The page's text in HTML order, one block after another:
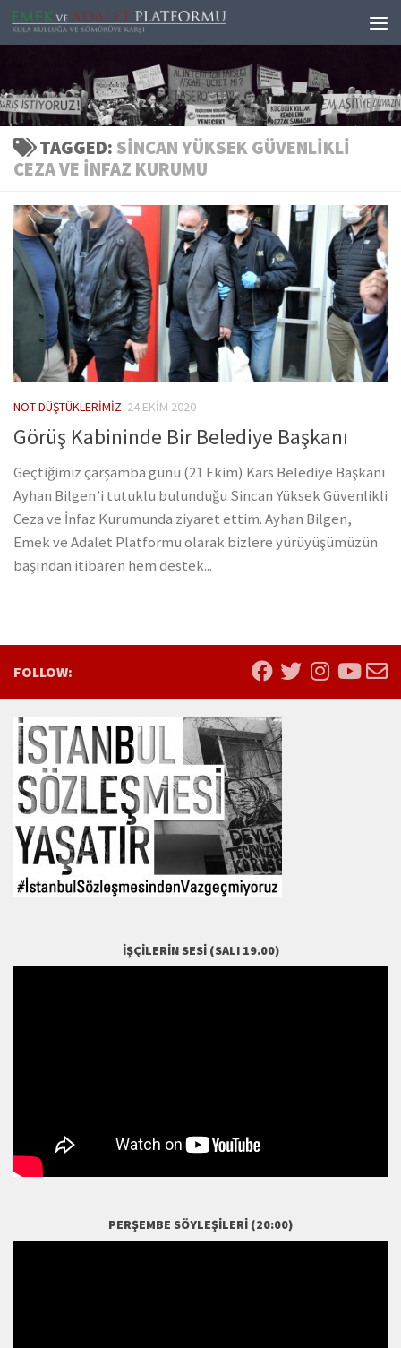
Skip to content
TAGGED: SINCAN YÜKSEK GÜVENLIKLI
CEZA VE İNFAZ KURUMU
NOT DÜŞTÜKLERIMIZ 24 EKIM 2020
Görüş Kabininde Bir Belediye Başkanı
Geçtiğimiz çarşamba günü (21 Ekim) Kars Belediye Başkanı
Ayhan Bilgen’i tutuklu bulunduğu Sincan Yüksek Güvenlikli
Ceza ve İnfaz Kurumunda ziyaret ettim. Ayhan Bilgen,
Emek ve Adalet Platformu olarak bizlere yürüyüşümüzün
başından itibaren hem destek...
FOLLOW:
İŞÇILERIN SESI (SALI 19.00)
PERŞEMBE SÖYLEŞILERI (20:00)